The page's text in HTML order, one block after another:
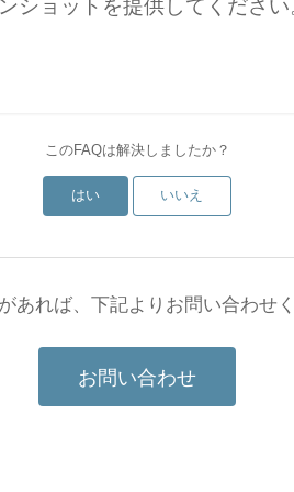
ショットを提供してください
このFAQは解決しましたか？
はい いいえ
あれば、下記よりお問い合わせく
お問い合わせ